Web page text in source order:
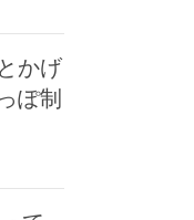
かげ
ぽ制